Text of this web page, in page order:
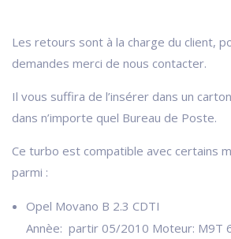
Les retours sont à la charge du client,
demandes merci de nous contacter.
Il vous suffira de l’insérer dans un
dans n’importe quel Bureau de Poste.
Ce turbo est compatible avec certains
parmi :
Opel Movano B 2.3 CDTI
Annèe: partir 05/2010 Moteur: M9T